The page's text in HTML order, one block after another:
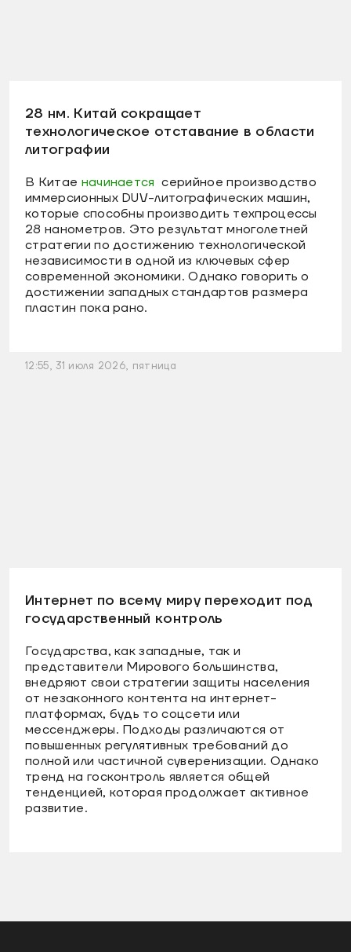
28 нм. Китай сокращает
технологическое отставание в области
литографии
В Китае начинается серийное производство
иммерсионных DUV-литографических машин,
которые способны производить техпроцессы
28 нанометров. Это результат многолетней
стратегии по достижению технологической
независимости в одной из ключевых сфер
современной экономики. Однако говорить о
достижении западных стандартов размера
пластин пока рано.
12:55, 31 июля 2026, пятница
Интернет по всему миру переходит под
государственный контроль
Государства, как западные, так и
представители Мирового большинства,
внедряют свои стратегии защиты населения
от незаконного контента на интернет-
платформах, будь то соцсети или
мессенджеры. Подходы различаются от
повышенных регулятивных требований до
полной или частичной суверенизации. Однако
тренд на госконтроль является общей
тенденцией, которая продолжает активное
развитие.